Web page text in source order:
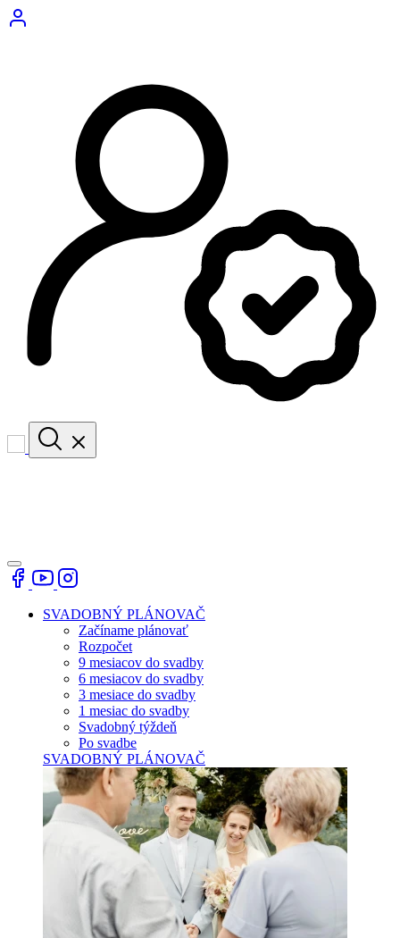
SVADOBNÝ PLÁNOVAČ
Začíname plánovať
Rozpočet
9 mesiacov do svadby
6 mesiacov do svadby
3 mesiace do svadby
1 mesiac do svadby
Svadobný týždeň
Po svadbe
SVADOBNÝ PLÁNOVAČ